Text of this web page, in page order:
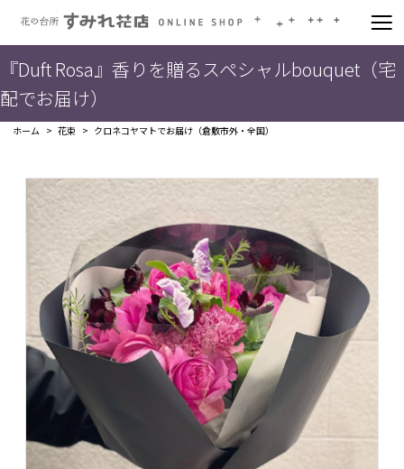
『Duft Rosa』香りを贈るスペシャルbouquet（宅
配でお届け）
ホーム 花束 クロネコヤマトでお届け（倉敷市外・全国）